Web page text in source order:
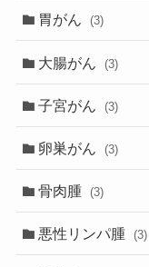
胃がん (3)
大腸がん (3)
子宮がん (3)
卵巣がん (3)
骨肉腫 (3)
悪性リンパ腫 (3)